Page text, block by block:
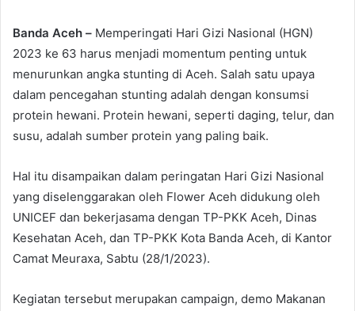
Banda Aceh – Memperingati Hari Gizi Nasional (HGN)
2023 ke 63 harus menjadi momentum penting untuk
menurunkan angka stunting di Aceh. Salah satu upaya
dalam pencegahan stunting adalah dengan konsumsi
protein hewani. Protein hewani, seperti daging, telur, dan
susu, adalah sumber protein yang paling baik.
Hal itu disampaikan dalam peringatan Hari Gizi Nasional
yang diselenggarakan oleh Flower Aceh didukung oleh
UNICEF dan bekerjasama dengan TP-PKK Aceh, Dinas
Kesehatan Aceh, dan TP-PKK Kota Banda Aceh, di Kantor
Camat Meuraxa, Sabtu (28/1/2023).
Kegiatan tersebut merupakan campaign, demo Makanan